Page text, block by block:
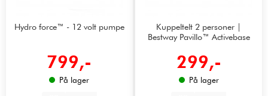
Hydro force™ - 12 volt pumpe
799,-
På lager
Kuppeltelt 2 personer |
Bestway Pavillo™ Activebase
299,-
På lager